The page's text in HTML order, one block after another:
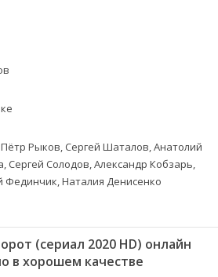
Рыков, Сергей Шаталов, Анатолий
Сергей Солодов, Александр Кобзарь,
Фединчик, Наталия Денисенко
(сериал 2020 HD) онлайн
в хорошем качестве